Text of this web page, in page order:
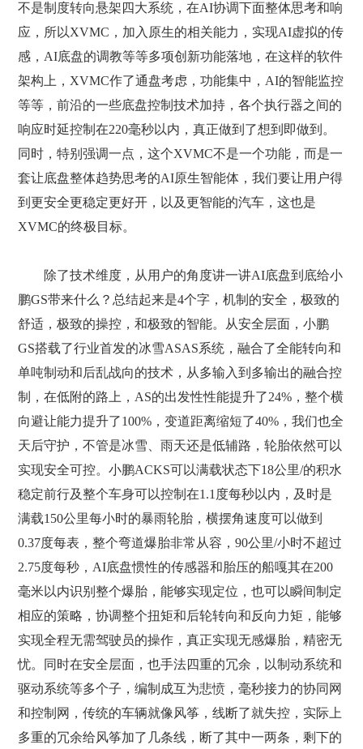
不是制度转向悬架四大系统，在AI协调下面整体思考和响
应，所以XVMC，加入原生的相关能力，实现AI虚拟的传
感，AI底盘的调教等等多项创新功能落地，在这样的软件
架构上，XVMC作了通盘考虑，功能集中，AI的智能监控
等等，前沿的一些底盘控制技术加持，各个执行器之间的
响应时延控制在220毫秒以内，真正做到了想到即做到。
同时，特别强调一点，这个XVMC不是一个功能，而是一
套让底盘整体趋势思考的AI原生智能体，我们要让用户得
到更安全更稳定更好开，以及更智能的汽车，这也是
XVMC的终极目标。
除了技术维度，从用户的角度讲一讲AI底盘到底给小
鹏GS带来什么？总结起来是4个字，机制的安全，极致的
舒适，极致的操控，和极致的智能。从安全层面，小鹏
GS搭载了行业首发的冰雪ASAS系统，融合了全能转向和
单吨制动和后乱战向的技术，从多输入到多输出的融合控
制，在低附的路上，AS的出发性性能提升了24%，整个横
向避让能力提升了100%，变道距离缩短了40%，我们也全
天后守护，不管是冰雪、雨天还是低辅路，轮胎依然可以
实现安全可控。小鹏ACKS可以满载状态下18公里/的积水
稳定前行及整个车身可以控制在1.1度每秒以内，及时是
满载150公里每小时的暴雨轮胎，横摆角速度可以做到
0.37度每表，整个弯道爆胎非常从容，90公里/小时不超过
2.75度每秒，AI底盘惯性的传感器和胎压的船嘎其在200
毫米以内识别整个爆胎，能够实现定位，也可以瞬间制定
相应的策略，协调整个扭矩和后轮转向和反向力矩，能够
实现全程无需驾驶员的操作，真正实现无感爆胎，精密无
忧。同时在安全层面，也手法四重的冗余，以制动系统和
驱动系统等多个子，编制成互为悲愤，毫秒接力的协同网
和控制网，传统的车辆就像风筝，线断了就失控，实际上
多重的冗余给风筝加了几条线，断了其中一两条，剩下的